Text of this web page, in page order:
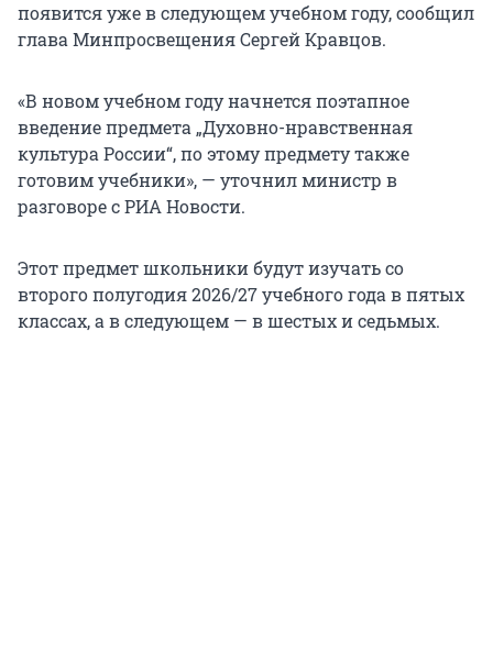
появится уже в следующем учебном году, сообщил
глава Минпросвещения Сергей Кравцов.
«В новом учебном году начнется поэтапное
введение предмета „Духовно-нравственная
культура России“, по этому предмету также
готовим учебники», — уточнил министр в
разговоре с РИА Новости.
Этот предмет школьники будут изучать со
второго полугодия 2026/27 учебного года в пятых
классах, а в следующем — в шестых и седьмых.